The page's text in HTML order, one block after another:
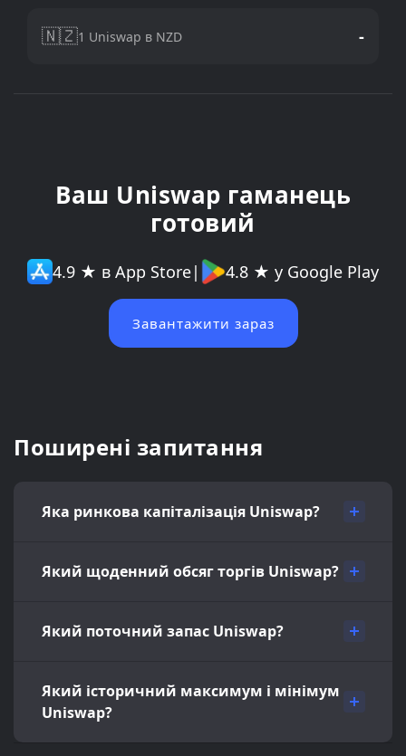
🇳🇿1 Uniswap в NZD -
Ваш Uniswap гаманець
готовий
4.9 ★ в App Store| 4.8 ★ у Google Play
Завантажити зараз
Поширені запитання
Яка ринкова капіталізація Uniswap?
Який щоденний обсяг торгів Uniswap?
Який поточний запас Uniswap?
Який історичний максимум і мінімум
Uniswap?